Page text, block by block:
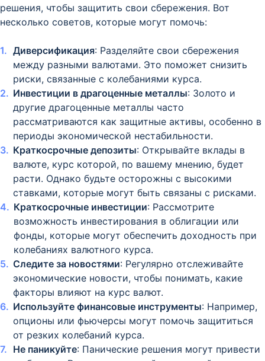
решения, чтобы защитить свои сбережения. Вот
несколько советов, которые могут помочь:
Диверсификация: Разделяйте свои сбережения
между разными валютами. Это поможет снизить
риски, связанные с колебаниями курса.
Инвестиции в драгоценные металлы: Золото и
другие драгоценные металлы часто
рассматриваются как защитные активы, особенно в
периоды экономической нестабильности.
Краткосрочные депозиты: Открывайте вклады в
валюте, курс которой, по вашему мнению, будет
расти. Однако будьте осторожны с высокими
ставками, которые могут быть связаны с рисками.
Краткосрочные инвестиции: Рассмотрите
возможность инвестирования в облигации или
фонды, которые могут обеспечить доходность при
колебаниях валютного курса.
Следите за новостями: Регулярно отслеживайте
экономические новости, чтобы понимать, какие
факторы влияют на курс валют.
Используйте финансовые инструменты: Например,
опционы или фьючерсы могут помочь защититься
от резких колебаний курса.
Не паникуйте: Панические решения могут привести